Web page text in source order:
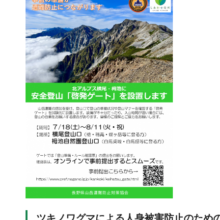
ツキノワグマによる人身被害防止のた